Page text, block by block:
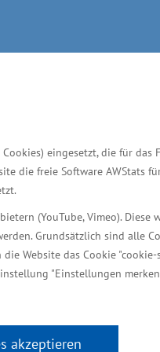
eingesetzt, die für das
die freie Software AWStats
(YouTube, Vimeo). Diese
Grundsätzlich sind alle
Website das Cookie "cookie-
"Einstellungen
akzeptieren
und
-
Bau und
an Bauinteressierte,
Ausbau sowie zur
stehen im Mittelpunkt.